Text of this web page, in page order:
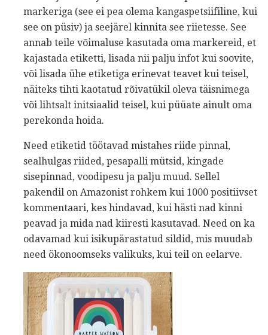
markeriga (see ei pea olema kangaspetsiifiline, kui
see on püsiv) ja seejärel kinnita see riietesse. See
annab teile võimaluse kasutada oma markereid, et
kajastada etiketti, lisada nii palju infot kui soovite,
või lisada ühe etiketiga erinevat teavet kui teisel,
näiteks tihti kaotatud rõivatükil oleva täisnimega
või lihtsalt initsiaalid teisel, kui püüate ainult oma
perekonda hoida.
Need etiketid töötavad mistahes riide pinnal,
sealhulgas riided, pesapalli mütsid, kingade
sisepinnad, voodipesu ja palju muud. Sellel
pakendil on Amazonist rohkem kui 1000 positiivset
kommentaari, kes hindavad, kui hästi nad kinni
peavad ja mida nad kiiresti kasutavad. Need on ka
odavamad kui isikupärastatud sildid, mis muudab
need ökonoomseks valikuks, kui teil on eelarve.